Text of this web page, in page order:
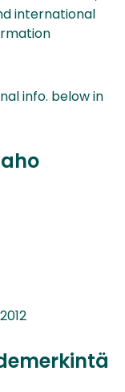
international
info. below in